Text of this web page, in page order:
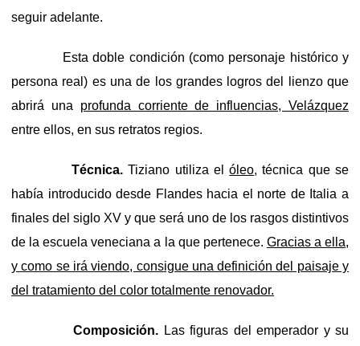
seguir adelante.
Esta doble condición (como personaje histórico y
persona real) es una de los grandes logros del lienzo que
abrirá una profunda corriente de influencias, Velázquez
entre ellos, en sus retratos regios.
Técnica. Tiziano utiliza elóleo, técnica que se
había introducido desde Flandes hacia el norte de Italia a
finales del siglo XV y que será uno de los rasgos distintivos
de la escuela veneciana a la que pertenece. Gracias a ella,
y como se irá viendo, consigue una definición del paisaje y
del tratamiento del color totalmente renovador.
Composición. Las figuras del emperador y su